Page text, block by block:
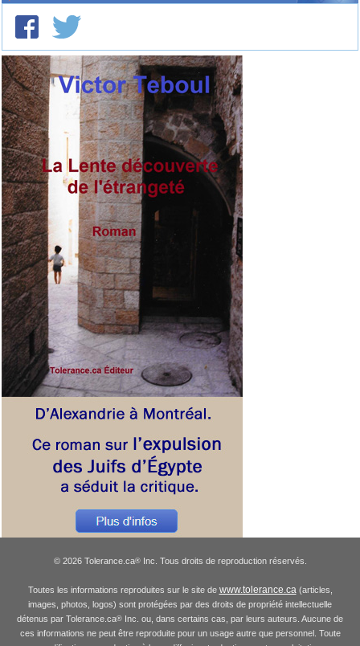
© 2026 Tolerance.ca®Inc. Tous droits de reproduction réservés.
Toutes les informations reproduites sur le site de www.tolerance.ca(articles,
images, photos, logos) sont protégées par des droits de propriété intellectuelle
détenus par Tolerance.ca® Inc. ou, dans certains cas, par leurs auteurs. Aucune de
ces informations ne peut être reproduite pour un usage autre que personnel. Toute